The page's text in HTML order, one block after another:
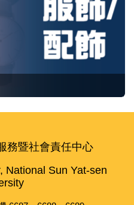
務暨社會責任中心
National Sun Yat-sen